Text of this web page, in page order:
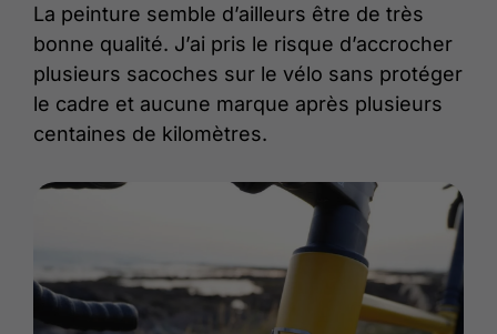
La peinture semble d’ailleurs être de très
bonne qualité. J’ai pris le risque d’accrocher
plusieurs sacoches sur le vélo sans protéger
le cadre et aucune marque après plusieurs
centaines de kilomètres.